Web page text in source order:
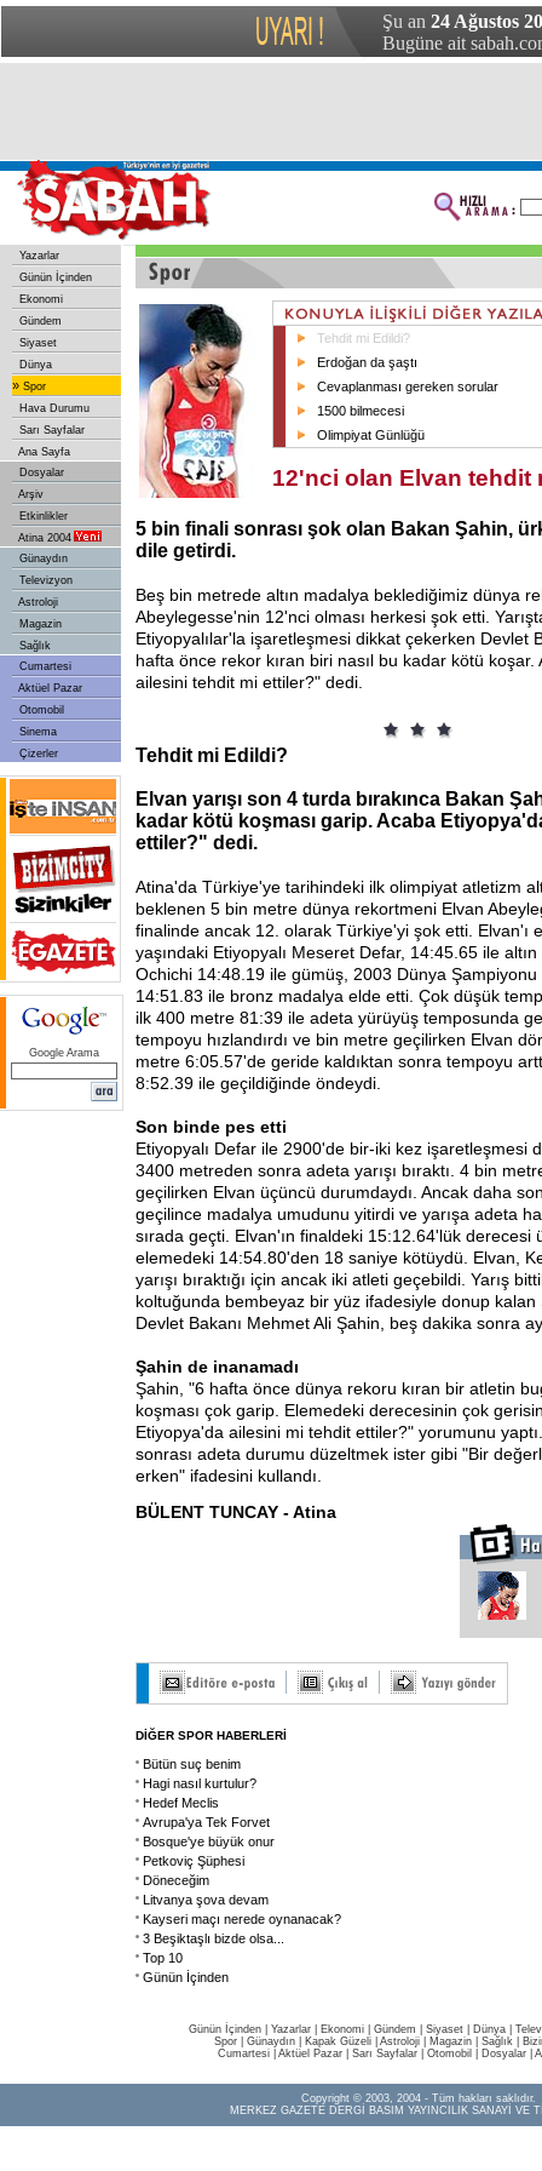
Şu an 24 Ağustos
Bugüne ait
Yazarlar
Günün İçinden
Ekonomi
Gündem
Siyaset
Dünya
» Spor
Hava Durumu
Sarı Sayfalar
Ana Sayfa
Dosyalar
Arşiv
Etkinlikler
Atina 2004
Günaydın
Televizyon
Astroloji
Magazin
Sağlık
Cumartesi
Aktüel Pazar
Otomobil
Sinema
Çizerler
Google Arama
Tehdit mi Edildi?
Erdoğan da şaştı
Cevaplanması gereken sorular
1500 bilmecesi
Olimpiyat Günlüğü
12'nci olan Elvan tehdit
5 bin finali sonrası şok olan Bakan Şahin,
dile getirdi.
Beş bin metrede altın madalya beklediğimiz dünya
Abeylegesse'nin 12'nci olması herkesi şok etti.
Etiyopyalılar'la işaretleşmesi dikkat çekerken Devlet
hafta önce rekor kıran biri nasıl bu kadar kötü
ailesini tehdit mi ettiler?" dedi.
Tehdit mi Edildi?
Elvan yarışı son 4 turda bırakınca Bakan
kadar kötü koşması garip. Acaba
ettiler?" dedi.
Atina'da Türkiye'ye tarihindeki ilk olimpiyat atletizm
beklenen 5 bin metre dünya rekortmeni Elvan
finalinde ancak 12. olarak Türkiye'yi şok etti. Elvan'ı
yaşındaki Etiyopyalı Meseret Defar, 14:45.65 ile altın
Ochichi 14:48.19 ile gümüş, 2003 Dünya Şampiyonu
14:51.83 ile bronz madalya elde etti. Çok düşük
ilk 400 metre 81:39 ile adeta yürüyüş temposunda
tempoyu hızlandırdı ve bin metre geçilirken Elvan
metre 6:05.57'de geride kaldıktan sonra tempoyu
8:52.39 ile geçildiğinde öndeydi.
Son binde pes etti
Etiyopyalı Defar ile 2900'de bir-iki kez işaretleşmesi
3400 metreden sonra adeta yarışı bıraktı. 4 bin
geçilirken Elvan üçüncü durumdaydı. Ancak daha
geçilince madalya umudunu yitirdi ve yarışa adeta
sırada geçti. Elvan'ın finaldeki 15:12.64'lük derecesi
elemedeki 14:54.80'den 18 saniye kötüydü. Elvan,
yarışı bıraktığı için ancak iki atleti geçebildi. Yarış
koltuğunda bembeyaz bir yüz ifadesiyle donup
Devlet Bakanı Mehmet Ali Şahin, beş dakika sonra
Şahin de inanamadı
Şahin, "6 hafta önce dünya rekoru kıran bir atletin
koşması çok garip. Elemedeki derecesinin çok
Etiyopya'da ailesini mi tehdit ettiler?" yorumunu
sonrası adeta durumu düzeltmek ister gibi "Bir
erken" ifadesini kullandı.
BÜLENT TUNCAY - Atina
DİĞER SPOR HABERLERİ
Bütün suç benim
Hagi nasıl kurtulur?
Hedef Meclis
Avrupa'ya Tek Forvet
Bosque'ye büyük onur
Petkoviç Şüphesi
Döneceğim
Litvanya şova devam
Kayseri maçı nerede oynanacak?
3 Beşiktaşlı bizde olsa...
Top 10
Günün İçinden
Günün İçinden Yazarlar Ekonomi Gündem Siyaset Dünya |
Spor
Günaydın Kapak Güzeli Astroloji Magazin Sağlık
Cumartesi| Aktüel Pazar| Sarı Sayfalar| Otomobil Dosyalar|
Copyright © 2003, 2004 - Tüm hakları saklıdır.
MERKEZ GAZETE DERGİ BASIM YAYINCILIK SANAYİ VE